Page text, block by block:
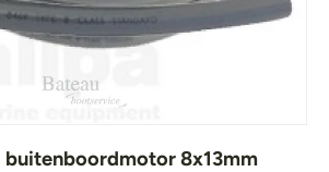
buitenboordmotor 8x13mm